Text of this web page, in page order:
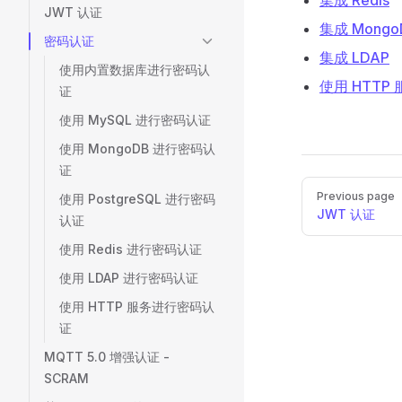
JWT 认证
密码认证
使用内置数据库进行密码认
证
使用 MySQL 进行密码认证
使用 MongoDB 进行密码认
证
使用 PostgreSQL 进行密码
认证
使用 Redis 进行密码认证
使用 LDAP 进行密码认证
使用 HTTP 服务进行密码认
证
MQTT 5.0 增强认证 -
SCRAM
集成
集成 LDAP
使用 HTTP
Pager
Previous page
JWT 认证